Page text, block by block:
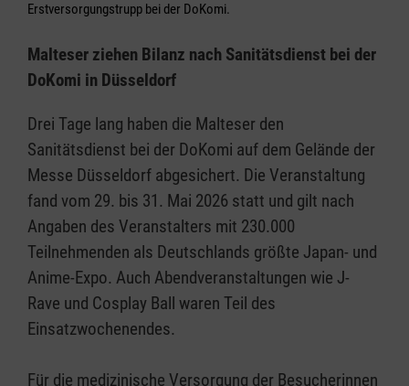
Erstversorgungstrupp bei der DoKomi.
Malteser ziehen Bilanz nach Sanitätsdienst bei der
DoKomi in Düsseldorf
Drei Tage lang haben die Malteser den
Sanitätsdienst bei der DoKomi auf dem Gelände der
Messe Düsseldorf abgesichert. Die Veranstaltung
fand vom 29. bis 31. Mai 2026 statt und gilt nach
Angaben des Veranstalters mit 230.000
Teilnehmenden als Deutschlands größte Japan- und
Anime-Expo. Auch Abendveranstaltungen wie J-
Rave und Cosplay Ball waren Teil des
Einsatzwochenendes.
Für die medizinische Versorgung der Besucherinnen